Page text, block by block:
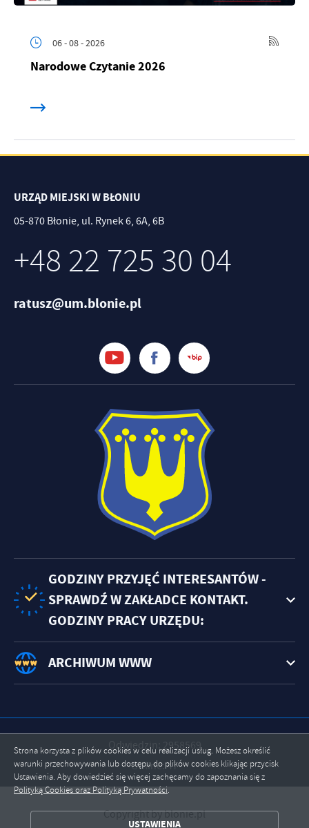
06 - 08 - 2026
Narodowe Czytanie 2026
URZĄD MIEJSKI W BŁONIU
05-870 Błonie, ul. Rynek 6, 6A, 6B
+48 22 725 30 04
ratusz@um.blonie.pl
GODZINY PRZYJĘĆ INTERESANTÓW -
SPRAWDŹ W ZAKŁADCE KONTAKT.
GODZINY PRACY URZĘDU:
ARCHIWUM WWW
Odwiedzin: 2958569
Online: 47
Copyright by blonie.pl
Strona korzysta z plików cookies w celu realizacji usług. Możesz określić
warunki przechowywania lub dostępu do plików cookies klikając przycisk
Ustawienia. Aby dowiedzieć się więcej zachęcamy do zapoznania się z
Polityką Cookies oraz Polityką Prywatności.
USTAWIENIA